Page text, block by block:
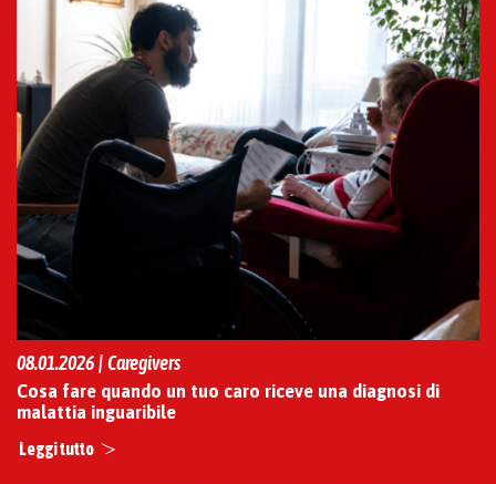
08.01.2026 | Caregivers
Cosa fare quando un tuo caro riceve una diagnosi di
malattia inguaribile
Leggi tutto